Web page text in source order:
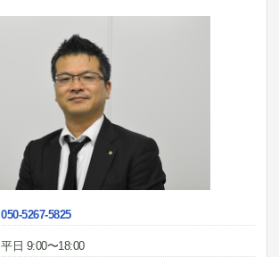
050-5267-5825
平日 9:00〜18:00